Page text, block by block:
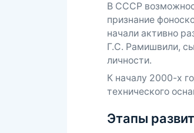
В СССР
признание
начали активно
Г.С. Рамишвили,
личности.
К началу 2000-х
технического
Этапы